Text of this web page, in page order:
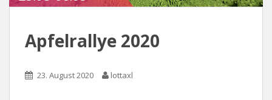
Apfelrallye 2020
23. August 2020 lottaxl